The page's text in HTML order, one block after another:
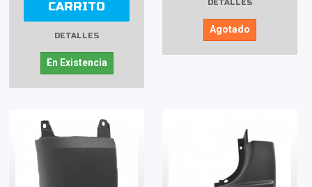
CARRITO
DETALLES
En Existencia
DETALLES
Agotado